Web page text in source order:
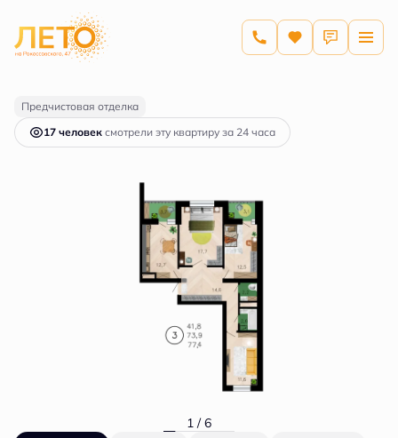
3-комнатная
11 615 341 руб.
Ипотекаот 55 643 руб.
Предчистовая отделка
17 человек смотрели эту квартиру за 24 часа
1 / 6